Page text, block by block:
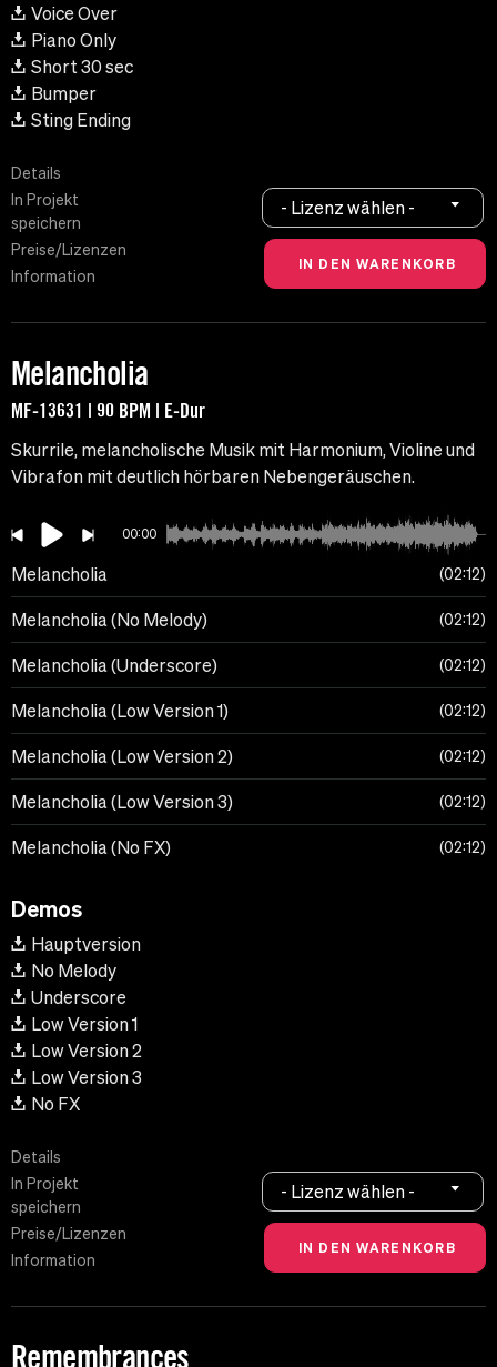
Voice Over
Piano Only
Short 30 sec
Bumper
Sting Ending
Details
In Projekt
speichern
Preise/Lizenzen
Information
- Lizenz wählen -
Melancholia
MF-13631 | 90 BPM | E-Dur
Skurrile, melancholische Musik mit Harmonium, Violine und
Vibrafon mit deutlich hörbaren Nebengeräuschen.
00:00
Melancholia 02:12
Melancholia (No Melody) 02:12
Melancholia (Underscore) 02:12
Melancholia (Low Version 1) 02:12
Melancholia (Low Version 2) 02:12
Melancholia (Low Version 3) 02:12
Melancholia (No FX) 02:12
Demos
Hauptversion
No Melody
Underscore
Low Version 1
Low Version 2
Low Version 3
No FX
Details
In Projekt
speichern
Preise/Lizenzen
Information
- Lizenz wählen -
Remembrances